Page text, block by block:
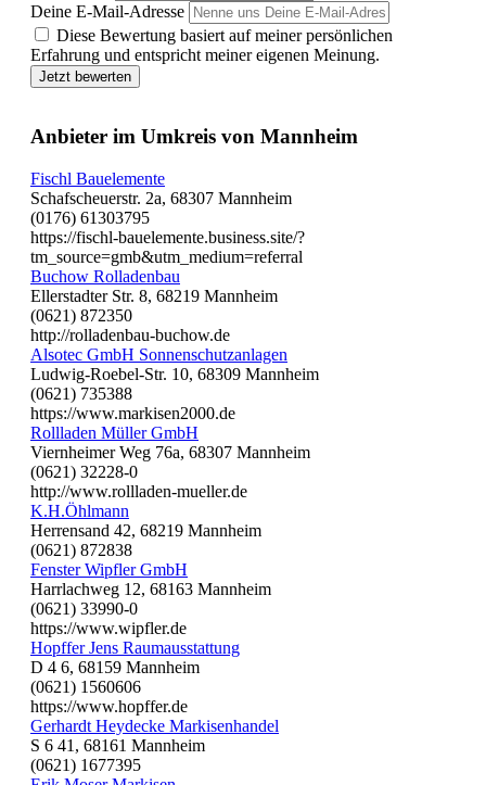
Deine E-Mail-Adresse
Diese Bewertung basiert auf meiner persönlichen
Erfahrung und entspricht meiner eigenen Meinung.
Jetzt bewerten
Anbieter im Umkreis von Mannheim
Fischl Bauelemente
Schafscheuerstr. 2a, 68307 Mannheim
(0176) 61303795
https://fischl-bauelemente.business.site/?
tm_source=gmb&utm_medium=referral
Buchow Rolladenbau
Ellerstadter Str. 8, 68219 Mannheim
(0621) 872350
http://rolladenbau-buchow.de
Alsotec GmbH Sonnenschutzanlagen
Ludwig-Roebel-Str. 10, 68309 Mannheim
(0621) 735388
https://www.markisen2000.de
Rollladen Müller GmbH
Viernheimer Weg 76a, 68307 Mannheim
(0621) 32228-0
http://www.rollladen-mueller.de
K.H.Öhlmann
Herrensand 42, 68219 Mannheim
(0621) 872838
Fenster Wipfler GmbH
Harrlachweg 12, 68163 Mannheim
(0621) 33990-0
https://www.wipfler.de
Hopffer Jens Raumausstattung
D 4 6, 68159 Mannheim
(0621) 1560606
https://www.hopffer.de
Gerhardt Heydecke Markisenhandel
S 6 41, 68161 Mannheim
(0621) 1677395